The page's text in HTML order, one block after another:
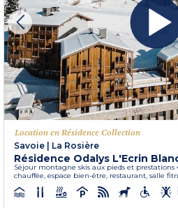
Location en Résidence Collection
Savoie | La Rosière
Résidence Odalys L'Ecrin
Séjour montagne skis aux pieds et prestations
chauffée, espace bien-être, restaurant, salle